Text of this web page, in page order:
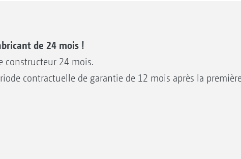
Parts Center), situé à
en Allemagne, assure
de pièces de rechange.
de 24 mois !
constructeur 24 mois.
contractuelle de garantie de 12 mois après la première